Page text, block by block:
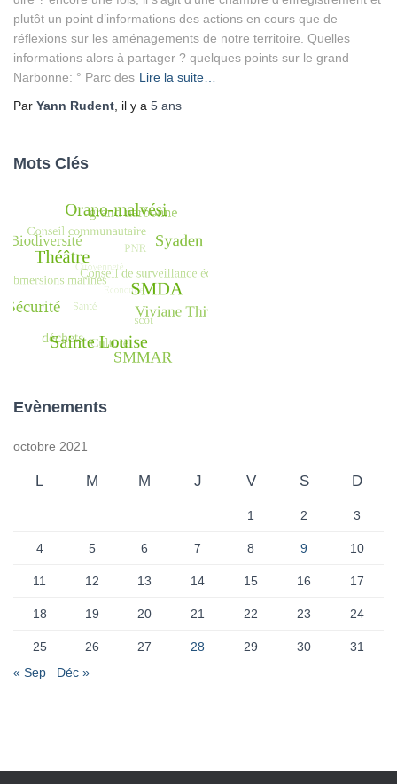
plutôt un point d’informations des actions en cours que de
réflexions sur les aménagements de notre territoire. Quelles
informations alors à partager ? quelques points sur le grand
Narbonne: ° Parc des Lire la suite…
Par Yann Rudent , il y a 5 ans
Mots Clés
Evènements
octobre 2021
L M M J V S D
1 2 3
4 5 6 7 8 9 10
11 12 13 14 15 16 17
18 19 20 21 22 23 24
25 26 27 28 29 30
31
« Sep
Déc »